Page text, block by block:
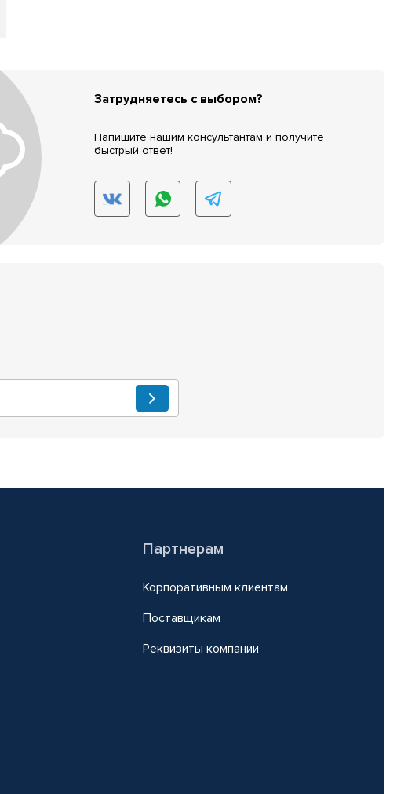
Затрудняетесь с выбором?
Напишите нашим консультантам и получите
быстрый ответ!
Партнерам
Корпоративным клиентам
Поставщикам
Реквизиты компании